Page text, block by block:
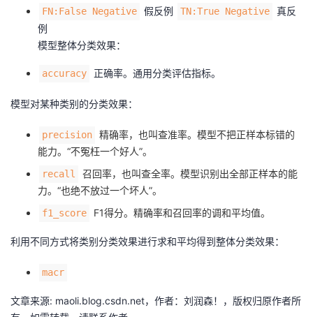
动
关
的
发
者
堂
我
的
程
我
认
的
我
我
Programs
的
支
我
的
技
支
我
的
声
FN:False Negative 假反例 TN:True Negative
真反
例
模型整体分类效果：
accuracy 正确率。通用分类评估指标。
模型对某种类别的分类效果：
precision
精确率，也叫查准率。模型不把正样本标错的
能力。“不冤枉一个好人”。
recall
召回率，也叫查全率。模型识别出全部正样本的能
力。“也绝不放过一个坏人”。
f1_score F1得分。精确率和召回率的调和平均值。
利用不同方式将类别分类效果进行求和平均得到整体分类效果：
macr
文章来源: maoli.blog.csdn.net，作者：刘润森！，版权归原作者所